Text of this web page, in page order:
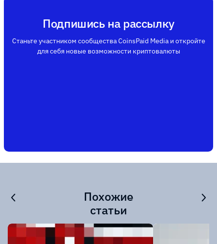
Подпишись на рассылку
Станьте участником сообщества CoinsPaid Media и откройте
для себя новые возможности криптовалюты
Похожие
статьи